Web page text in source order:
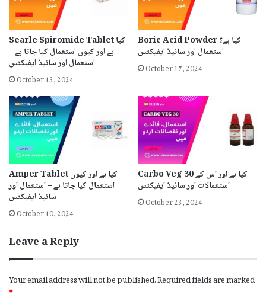
Searle Spiromide Tablet کیا
ہے اور کیوں استعمال کیا جاتا ہے –
استعمال اور سائیڈ ایفیکٹس
October 13, 2024
Boric Acid Powder کیا ہے؟
استعمال اور سائیڈ ایفیکٹس
October 17, 2024
Amper Tablet کیا ہے اور کیوں
استعمال کیا جاتا ہے – استعمال اور
سائیڈ ایفیکٹس
October 10, 2024
Carbo Veg 30 کیا ہے اور اس کے
استعمالات اور سائیڈ ایفیکٹس
October 23, 2024
Leave a Reply
Your email address will not be published.Required fields are marked
*